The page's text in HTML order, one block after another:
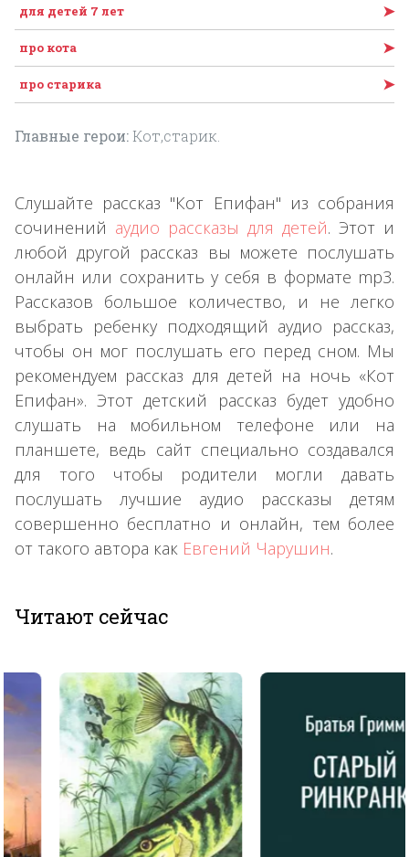
для детей 7 лет ➤
про кота ➤
про старика ➤
Главные герои: Кот,старик.
Слушайте рассказ "Кот Епифан" из собрания
сочинений аудио рассказы для детей. Этот и
любой другой рассказ вы можете послушать
онлайн или сохранить у себя в формате mp3.
Рассказов большое количество, и не легко
выбрать ребенку подходящий аудио рассказ,
чтобы он мог послушать его перед сном. Мы
рекомендуем рассказ для детей на ночь «Кот
Епифан». Этот детский рассказ будет удобно
слушать на мобильном телефоне или на
планшете, ведь сайт специально создавался
для того чтобы родители могли давать
послушать лучшие аудио рассказы детям
совершенно бесплатно и онлайн, тем более
от такого автора как Евгений Чарушин.
Читают сейчас